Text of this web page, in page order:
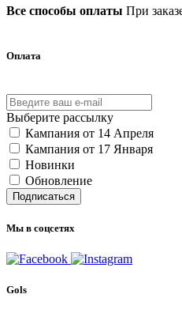
Все способы оплаты При
Оплата
Выберите рассылку
Кампания от 14 Апреля
Кампания от 17 Января
Новинки
Обновление
Подписаться
Мы в соцсетях
Gols